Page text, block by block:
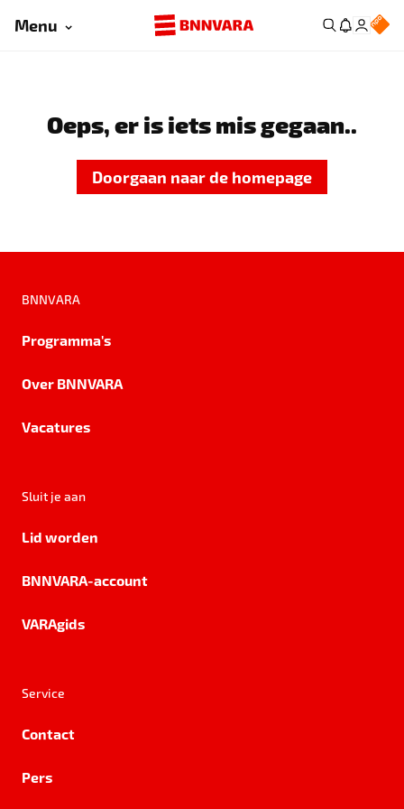
Menu
Oeps, er is iets mis gegaan..
Doorgaan naar de homepage
BNNVARA
Programma's
Over BNNVARA
Vacatures
Sluit je aan
Lid worden
BNNVARA-account
VARAgids
Service
Contact
Pers